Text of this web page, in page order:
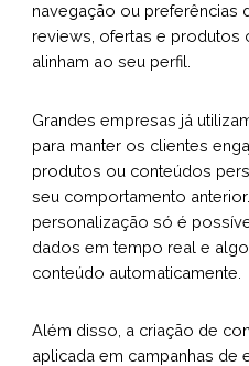
navegação ou preferências
reviews, ofertas e produtos
alinham ao seu perfil.
Grandes empresas já
para manter os clientes
produtos ou conteúdos
seu comportamento
personalização só é
dados em tempo real e
conteúdo automaticamente.
Além disso, a criação de
aplicada em campanhas de